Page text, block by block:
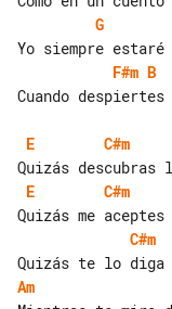
G
F#m B
Cuando despiertes
E C#m
E
C#m
C#m
Am